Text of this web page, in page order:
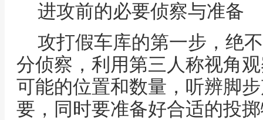
进攻前的必要侦察与准备
攻打假车库的第一步，绝
分侦察，利用第三人称视角
可能的位置和数量，听辨脚
要，同时要准备好合适的投